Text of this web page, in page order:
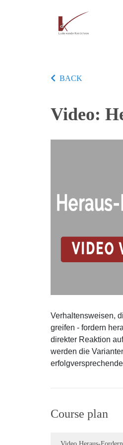
BACK
Video:
Verhaltensweisen,
greifen - fordern
direkter Reaktion
werden die
Course plan